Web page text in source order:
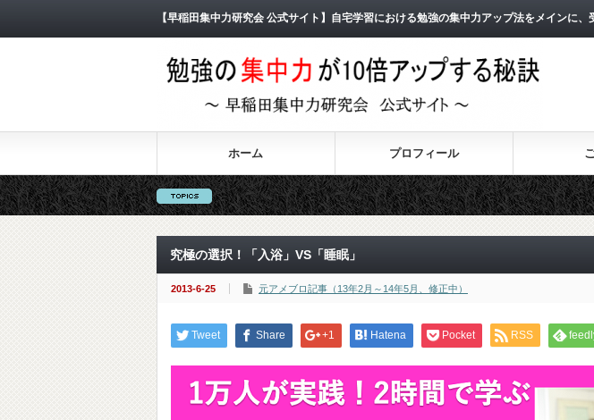
【早稲田集中力研究会 公式サイト】自宅学習における勉強の集中力アップ法をメインに
ホーム プロフィール
究極の選択！「入浴」VS「睡眠」
2013-6-25 元アメブロ記事（13年2月～14年5月、修正中）
Tweet Share +1 Hatena Pocket RSS